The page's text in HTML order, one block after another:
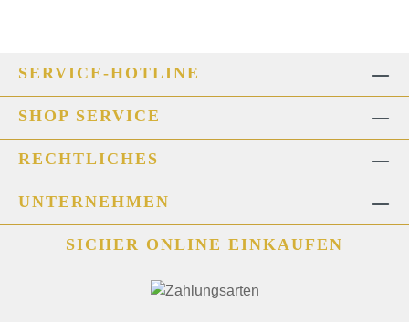
SERVICE-HOTLINE
SHOP SERVICE
RECHTLICHES
UNTERNEHMEN
SICHER ONLINE EINKAUFEN